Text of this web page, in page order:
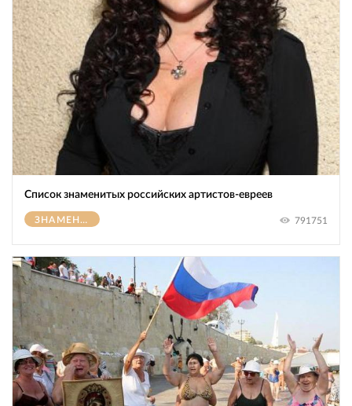
Список знаменитых российских артистов-евреев
ЗНАМЕНИТОСТИ 791751